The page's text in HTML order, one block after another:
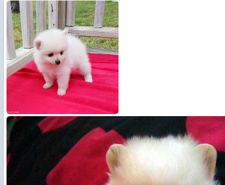
العربية
Português
Deutsch
Italiano
Русский
हिन्दी
বাংলা
简体中文
日本語
ไทย
ქართული